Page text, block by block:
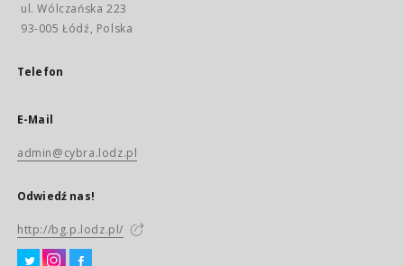
ul. Wólczańska 223
93-005 Łódź, Polska
Telefon
E-Mail
admin@cybra.lodz.pl
Odwiedź nas!
http://bg.p.lodz.pl/